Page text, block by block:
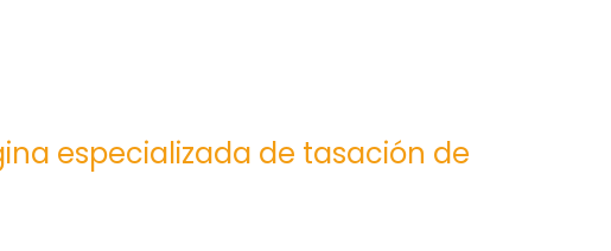
especializada de tasación de